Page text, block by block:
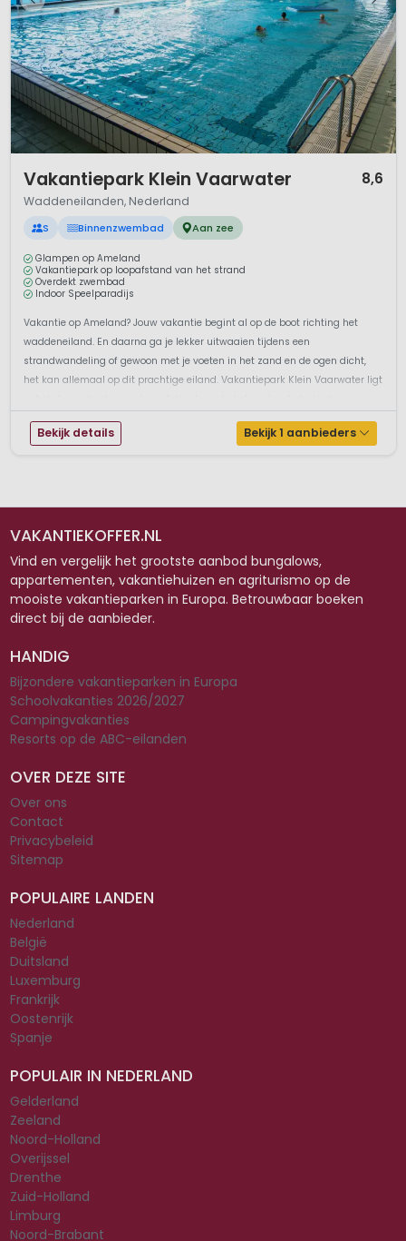
Vakantiepark Klein Vaarwater 8,6
Waddeneilanden, Nederland
S Binnenzwembad Aan zee
Glampen op Ameland
Vakantiepark op loopafstand van het strand
Overdekt zwembad
Indoor Speelparadijs
Vakantie op Ameland? Jouw vakantie begint al op de boot richting het
waddeneiland. En daarna ga je lekker uitwaaien tijdens een
strandwandeling of gewoon met je voeten in het zand en de ogen dicht,
het kan allemaal op dit prachtige eiland. Vakantiepark Klein Vaarwater ligt
Buren.Wor...
Bekijk details Bekijk 1 aanbieders
VAKANTIEKOFFER.NL
Vind en vergelijk het grootste aanbod bungalows,
appartementen, vakantiehuizen en agriturismo op de
mooiste vakantieparken in Europa. Betrouwbaar boeken
direct bij de aanbieder.
HANDIG
Bijzondere vakantieparken in Europa
Schoolvakanties 2026/2027
Campingvakanties
Resorts op de ABC-eilanden
OVER DEZE SITE
Over ons
Contact
Privacybeleid
Sitemap
POPULAIRE LANDEN
Nederland
België
Duitsland
Luxemburg
Frankrijk
Oostenrijk
Spanje
POPULAIR IN NEDERLAND
Gelderland
Zeeland
Noord-Holland
Overijssel
Drenthe
Zuid-Holland
Limburg
Noord-Brabant